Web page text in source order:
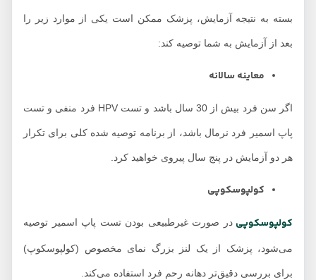
بسته به نتیجه آزمایش، پزشک ممکن است یکی از موارد زیر را
بعد از آزمایش به شما توصیه کند:
معاینه سالانه
اگر سن فرد بیش از 30 سال باشد و تست HPV فرد منفی و تست
پاپ اسمیر فرد نرمال باشد، از برنامه توصیه شده کلی برای تکرار
هر دو آزمایش در پنج سال پیروی خواهید کرد.
کولپوسکوپی
کولپوسکوپی در صورت غیرطبیعی بودن تست پاپ اسمیر توصیه
می‌شود، پزشک از یک لنز بزرگ‌ نمای مخصوص (کولپوسکوپ)
برای بررسی دقیق‌تر دهانه رحم فرد استفاده می‌کند.